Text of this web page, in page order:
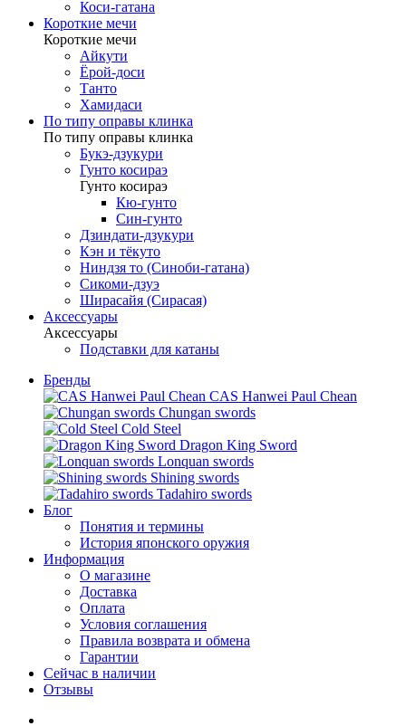
Коси-гатана
Короткие мечи
Короткие мечи
Айкути
Ёрой-доси
Танто
Хамидаси
По типу оправы клинка
По типу оправы клинка
Букэ-дзукури
Гунто косираэ
Гунто косираэ
Кю-гунто
Син-гунто
Дзиндати-дзукури
Кэн и тёкуто
Ниндзя то (Синоби-гатана)
Сикоми-дзуэ
Ширасайя (Сирасая)
Аксессуары
Аксессуары
Подставки для катаны
Бренды
CAS Hanwei Paul Chean
Chungan swords
Cold Steel
Dragon King Sword
Lonquan swords
Shining swords
Tadahiro swords
Блог
Понятия и термины
История японского оружия
Информация
О магазине
Доставка
Оплата
Условия соглашения
Правила возврата и обмена
Гарантии
Сейчас в наличии
Отзывы